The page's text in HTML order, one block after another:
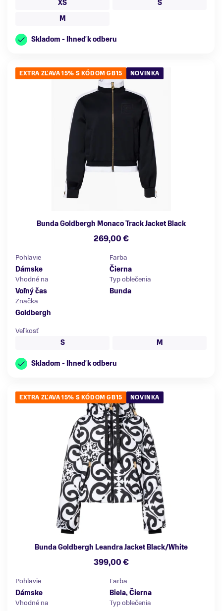
XS
S
M
Skladom - Ihneď k odberu
EXTRA ZĽAVA 15% S KÓDOM GB15 NOVINKA
Bunda Goldbergh Monaco Track Jacket Black
269,00 €
Pohlavie
Dámske
Farba
Čierna
Vhodné na
Voľný čas
Typ oblečenia
Bunda
Značka
Goldbergh
Veľkosť
S
M
Skladom - Ihneď k odberu
EXTRA ZĽAVA 15% S KÓDOM GB15 NOVINKA
Bunda Goldbergh Leandra Jacket Black/White
399,00 €
Pohlavie
Dámske
Farba
Biela, Čierna
Vhodné na
Typ oblečenia